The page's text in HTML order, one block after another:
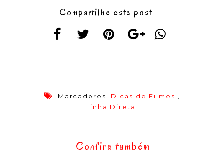
Compartilhe este post
Marcadores: Dicas de Filmes ,
Linha Direta
Confira também